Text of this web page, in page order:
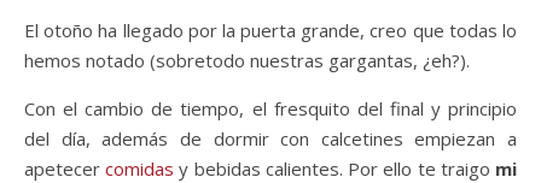
El otoño ha llegado por la puerta grande, creo que todas lo
hemos notado (sobretodo nuestras gargantas, ¿eh?).
Con el cambio de tiempo, el fresquito del final y principio
del día, además de dormir con calcetines empiezan a
apetecercomidas y bebidas calientes. Por ello te traigo mi